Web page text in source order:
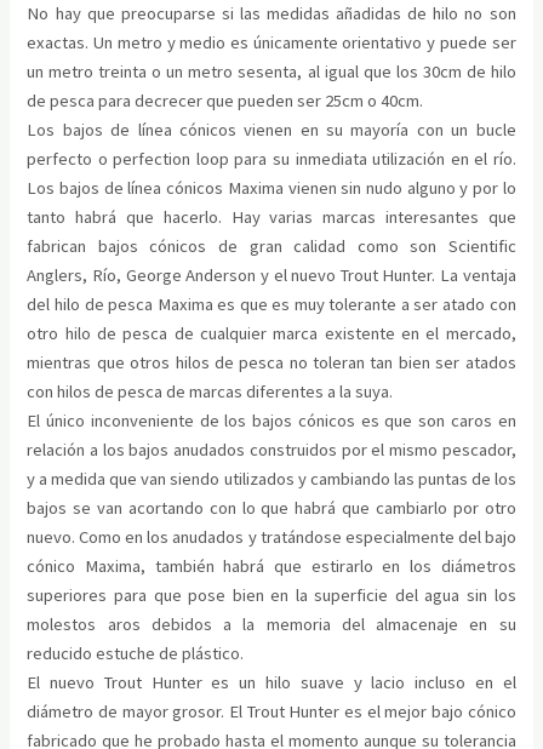
No hay que preocuparse si las medidas añadidas de hilo no son
exactas. Un metro y medio es únicamente orientativo y puede ser
un metro treinta o un metro sesenta, al igual que los 30cm de hilo
de pesca para decrecer que pueden ser 25cm o 40cm.
Los bajos de línea cónicos vienen en su mayoría con un bucle
perfecto o perfection loop para su inmediata utilización en el río.
Los bajos de línea cónicos Maxima vienen sin nudo alguno y por lo
tanto habrá que hacerlo. Hay varias marcas interesantes que
fabrican bajos cónicos de gran calidad como son Scientific
Anglers, Río, George Anderson y el nuevo Trout Hunter. La ventaja
del hilo de pesca Maxima es que es muy tolerante a ser atado con
otro hilo de pesca de cualquier marca existente en el mercado,
mientras que otros hilos de pesca no toleran tan bien ser atados
con hilos de pesca de marcas diferentes a la suya.
El único inconveniente de los bajos cónicos es que son caros en
relación a los bajos anudados construidos por el mismo pescador,
y a medida que van siendo utilizados y cambiando las puntas de los
bajos se van acortando con lo que habrá que cambiarlo por otro
nuevo. Como en los anudados y tratándose especialmente del bajo
cónico Maxima, también habrá que estirarlo en los diámetros
superiores para que pose bien en la superficie del agua sin los
molestos aros debidos a la memoria del almacenaje en su
reducido estuche de plástico.
El nuevo Trout Hunter es un hilo suave y lacio incluso en el
diámetro de mayor grosor. El Trout Hunter es el mejor bajo cónico
fabricado que he probado hasta el momento aunque su tolerancia